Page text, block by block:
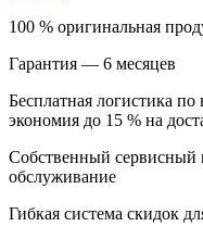
100 % оригинальная
Гарантия — 6 месяцев
Бесплатная логистика
экономия до 15 % на
Собственный сервисный
обслуживание
Гибкая система скидок